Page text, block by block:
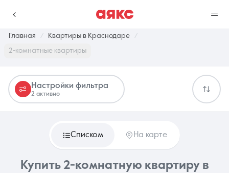
Избранное
0 объявлений 0 объявлений
Недвижимость Услуги
Главная Квартиры в Краснодаре
2-комнатные квартиры
Настройки фильтра
2 активно
Списком На карте
Купить 2-комнатную квартиру в